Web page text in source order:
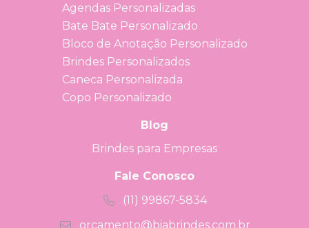
Agendas Personalizadas
Bate Bate Personalizado
Bloco de Anotação Personalizado
Brindes Personalizados
Caneca Personalizada
Copo Personalizado
Blog
Brindes para Empresas
Fale Conosco
(11) 99867-5834
orcamento@biabrindes.com.br